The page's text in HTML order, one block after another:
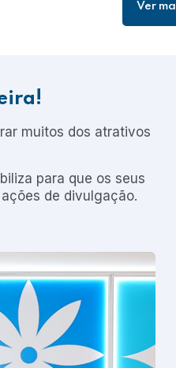
Ver
muitos dos atrativos
para que os seus
de divulgação.